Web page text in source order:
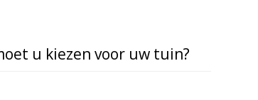
u kiezen voor uw tuin?